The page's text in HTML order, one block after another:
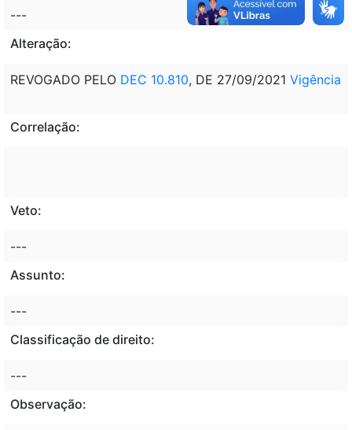
---
Alteração:
REVOGADO PELO DEC 10.810, DE 27/09/2021 Vigência
Correlação:
Veto:
---
Assunto:
---
Classificação de direito:
---
Observação: